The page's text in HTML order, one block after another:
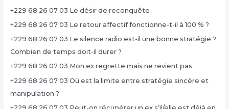
+229 68 26 07 03 Le désir de reconquête
+229 68 26 07 03 Le retour affectif fonctionne-t-il à 100 % ?
+229 68 26 07 03 Le silence radio est-il une bonne stratégie ?
Combien de temps doit-il durer ?
+229 68 26 07 03 Mon ex regrette mais ne revient pas
+229 68 26 07 03 Où est la limite entre stratégie sincère et
manipulation ?